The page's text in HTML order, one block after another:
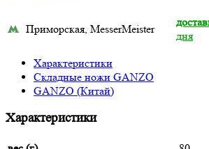
Приморская, MesserMeister
дня
Характеристики
Складные ножи GANZO
GANZO (Китай)
Характеристики